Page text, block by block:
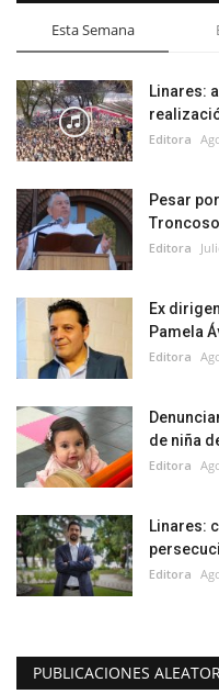
Esta Semana
Linares:
Editora
Pesar
Troncoso
Editora
Ex
Pamela
Editora
de niña
Editora
Linares:
Editora
PUBLICACIONES